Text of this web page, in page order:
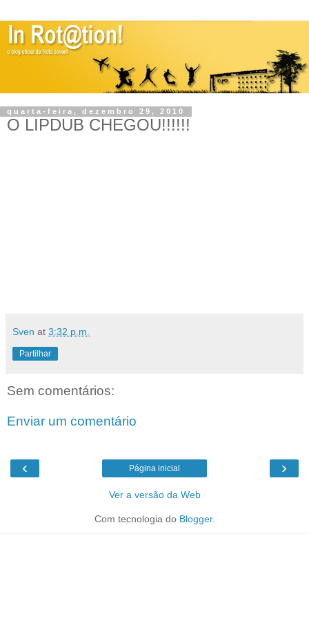
quarta-feira, dezembro 29, 2010
O LIPDUB CHEGOU!!!!!!
Sven at 3:32 p.m.
Partilhar
Sem comentários:
Enviar um comentário
‹ ›
Página inicial
Ver a versão da Web
Com tecnologia do Blogger.